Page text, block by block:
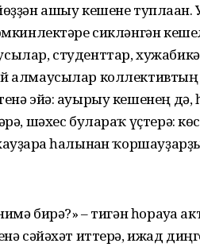
ашыу кешене
сикләнгән
студенттар,
алмаусылар коллективтың
эйә: ауырыу кешенең
шәхес булараҡ үҫтерә:
һалынған
бирә?» – тигән һорауға
сәйәхәт иттерә, ижад